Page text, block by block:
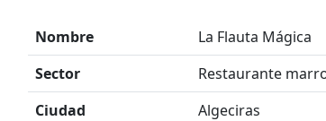
Nombre
La Flauta Mágica
Sector
Restaurante
Ciudad
Algeciras